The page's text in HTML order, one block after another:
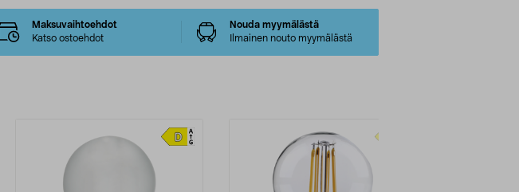
Maksuvaihtoehdot
Katso ostoehdot
Nouda myymälästä
Ilmainen nouto myymälästä